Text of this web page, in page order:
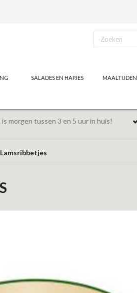
SALADES EN HAPJES MAALTIJDEN
morgen tussen 3 en 5 uur in huis!
Lamsribbetjes